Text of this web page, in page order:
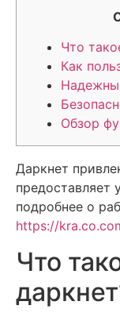
Что
Как
Обзор
Даркнет
предоставляет
подробнее о
https://
Что